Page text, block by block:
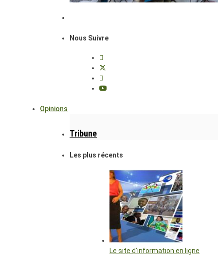
Nous Suivre
Opinions
Tribune
Les plus récents
Le site d’information en ligne